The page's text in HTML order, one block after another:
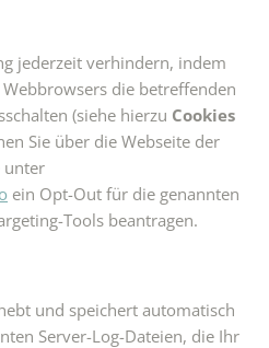
jederzeit verhindern, indem
die betreffenden
(siehe hierzu Cookies
Sie über die Webseite der
unter
ein Opt-Out für die genannten
Tools beantragen.
und speichert automatisch
Server-Log-Dateien, die Ihr